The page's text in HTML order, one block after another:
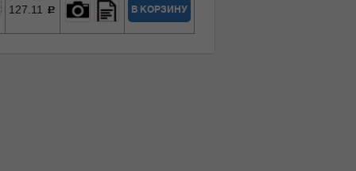
127.11 c В КОРЗИНУ